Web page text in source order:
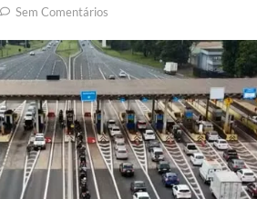
Sem Comentários